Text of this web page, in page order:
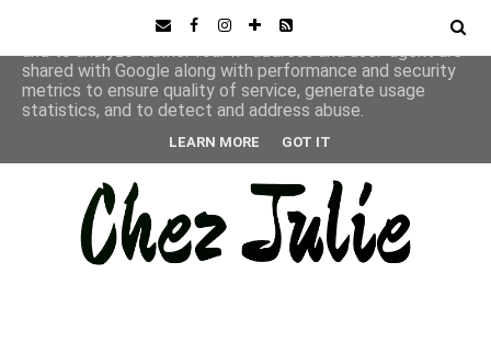
This site uses cookies from Google to deliver its services
and to analyze traffic. Your IP address and user-agent are
shared with Google along with performance and security
metrics to ensure quality of service, generate usage
statistics, and to detect and address abuse.
LEARN MORE GOT IT